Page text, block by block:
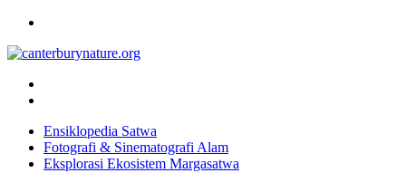
Skip
content
Tur Alam dan Margasatwa Terbaik di Canterbury
Ensiklopedia Satwa
Fotografi & Sinematografi Alam
Eksplorasi Ekosistem Margasatwa